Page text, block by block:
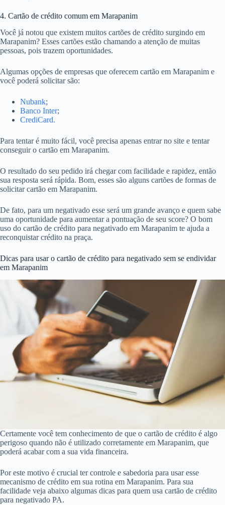
4. Cartão de crédito comum em Marapanim
Você já notou que existem muitos cartões de crédito surgindo em
Marapanim? Esses cartões estão chamando a atenção de muitas
pessoas, pois trazem oportunidades.
Algumas opções de empresas que oferecem cartão em Marapanim e
você poderá solicitar são:
Nubank;
Banco Inter;
CrediCard.
Para tentar é muito fácil, você precisa apenas entrar no site e tentar
conseguir o cartão em Marapanim.
O resultado do seu pedido irá chegar com facilidade e rapidez, então
sua resposta será rápida. Bom, esses são alguns cartões de formas de
solicitar cartão em Marapanim.
De fato, para um negativado esse será um grande avanço e quem sabe
uma oportunidade para aumentar a pontuação de seu score? O bom
uso do cartão de crédito para negativado em Marapanim te ajuda a
reconquistar crédito na praça.
Dicas para usar o cartão de crédito para negativado sem se endividar
em Marapanim
Certamente você tem conhecimento de que o cartão de crédito é algo
perigoso quando não é utilizado corretamente em Marapanim, que
poderá acabar com a sua vida financeira.
Por este motivo é crucial ter controle e sabedoria para usar esse
mecanismo de crédito em sua rotina em Marapanim. Para sua
facilidade veja abaixo algumas dicas para quem usa cartão de crédito
para negativado PA.